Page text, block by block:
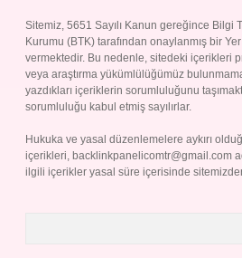
Sitemiz, 5651 Sayılı Kanun gereğince Bilgi
Kurumu (BTK) tarafından onaylanmış bir
vermektedir. Bu nedenle, sitedeki içerikleri
veya araştırma yükümlülüğümüz
yazdıkları içeriklerin sorumluluğunu
sorumluluğu kabul etmiş sayılırlar.
Hukuka ve yasal düzenlemelere aykırı
içerikleri, backlinkpanelicomtr@gmail.com
ilgili içerikler yasal süre içerisinde sitemizden